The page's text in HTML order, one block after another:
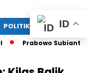
POLITIK EKONOMI
Prabowo Subianto
ID